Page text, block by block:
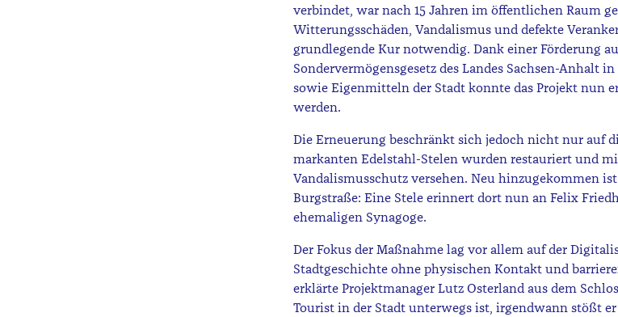
verbindet, war nach 15 Jahren im öffentlichen Raum
Witterungsschäden, Vandalismus und defekte
grundlegende Kur notwendig. Dank einer Förderung
Sondervermögensgesetz des Landes Sachsen-Anhalt
sowie Eigenmitteln der Stadt konnte das Projekt nun
werden.
Die Erneuerung beschränkt sich jedoch nicht nur auf
markanten Edelstahl-Stelen wurden restauriert und
Vandalismusschutz versehen. Neu hinzugekommen
Burgstraße: Eine Stele erinnert dort nun an Felix
ehemaligen Synagoge.
Der Fokus der Maßnahme lag vor allem auf der
Stadtgeschichte ohne physischen Kontakt und
erklärte Projektmanager Lutz Osterland aus dem
Tourist in der Stadt unterwegs ist, irgendwann stößt